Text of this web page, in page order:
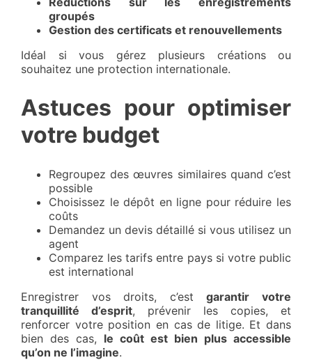
groupés
Gestion des certificats et renouvellements
Idéal si vous gérez plusieurs créations ou
souhaitez une protection internationale.
Astuces pour optimiser
votre budget
Regroupez des œuvres similaires quand c’est
possible
Choisissez le dépôt en ligne pour réduire les
coûts
Demandez un devis détaillé si vous utilisez un
agent
Comparez les tarifs entre pays si votre public
est international
Enregistrer vos droits, c’estgarantir votre
tranquillité d’esprit, prévenir les copies, et
renforcer votre position en cas de litige. Et dans
bien des cas, le coût est bien plus accessible
qu’on ne l’imagine.